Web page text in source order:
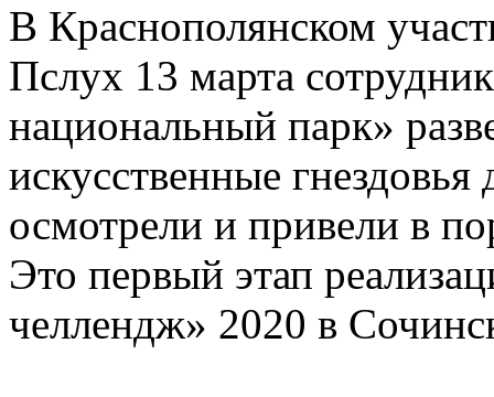
В Краснополянском
Пслух 13 марта
национальный парк»
искусственные
осмотрели и привели в
Это первый этап
челлендж» 2020 в